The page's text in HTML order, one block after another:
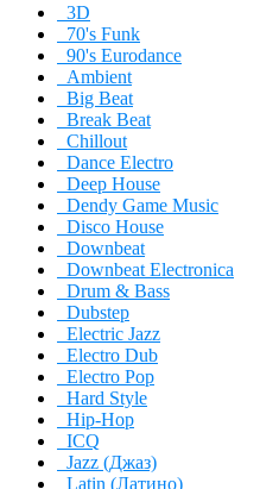
3D
70's Funk
90's Eurodance
Ambient
Big Beat
Break Beat
Chillout
Dance Electro
Deep House
Dendy Game Music
Disco House
Downbeat
Downbeat Electronica
Drum & Bass
Dubstep
Electric Jazz
Electro Dub
Electro Pop
Hard Style
Hip-Hop
ICQ
Jazz (Джаз)
Latin (Латино)